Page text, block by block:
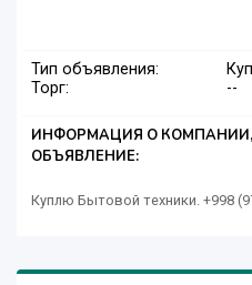
Тип объявления:
Торг:
--
ИНФОРМАЦИЯ О
ОБЪЯВЛЕНИЕ:
Куплю Бытовой техники. +998